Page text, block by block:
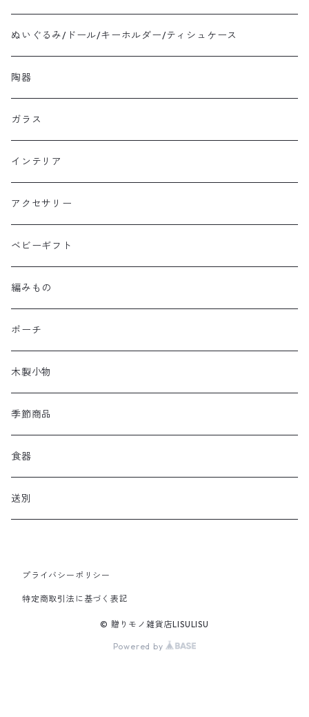
ぬいぐるみ/ドール/キーホルダー/ティシュケース
陶器
ガラス
インテリア
アクセサリー
ベビーギフト
編みもの
ポーチ
木製小物
季節商品
食器
送別
プライバシーポリシー
特定商取引法に基づく表記
© 贈りモノ雑貨店LISULISU
Powered by